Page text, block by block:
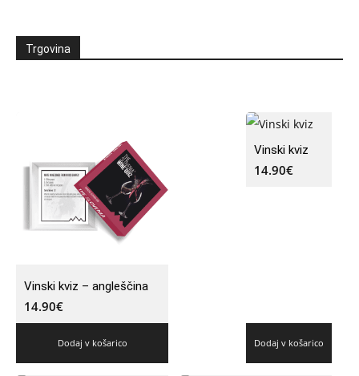
Trgovina
Vinski kviz – angleščina
14.90€
Dodaj v košarico
Vinski kviz
14.90€
Dodaj v košarico